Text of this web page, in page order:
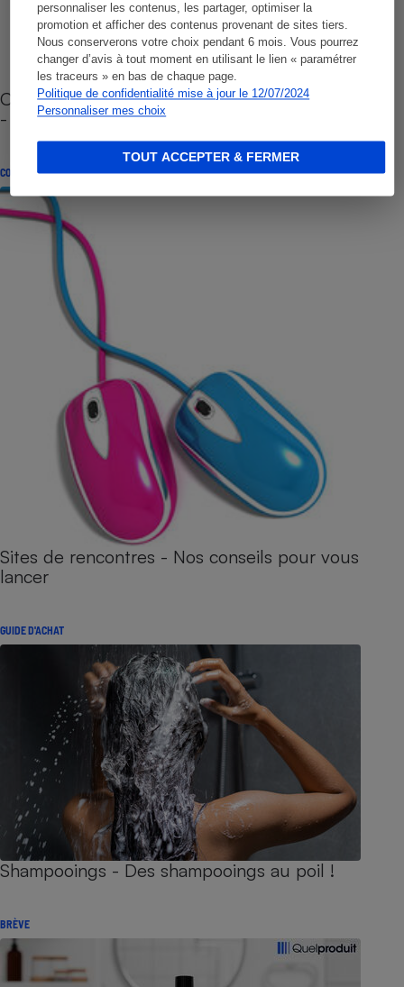
personnaliser les contenus, les partager, optimiser la
promotion et afficher des contenus provenant de sites tiers.
Nous conserverons votre choix pendant 6 mois. Vous pourrez
changer d’avis à tout moment en utilisant le lien « paramétrer
les traceurs » en bas de chaque page.
Politique de confidentialité mise à jour le 12/07/2024
Personnaliser mes choix
TOUT ACCEPTER & FERMER
Cafetière à capsules zéro déchet CoffeeB (vidéo)
- Premières impressions
CONSEILS
Sites de rencontres - Nos conseils pour vous
lancer
GUIDE D'ACHAT
Shampooings - Des shampooings au poil !
BRÈVE